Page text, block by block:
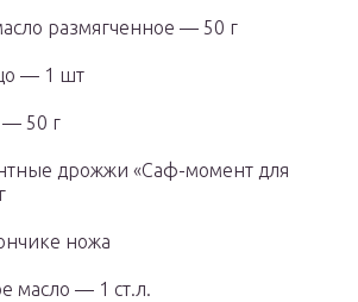
размягченное — 50 г
— 1 шт
— 50 г
дрожжи «Саф-момент для
ножа
масло — 1 ст.л.